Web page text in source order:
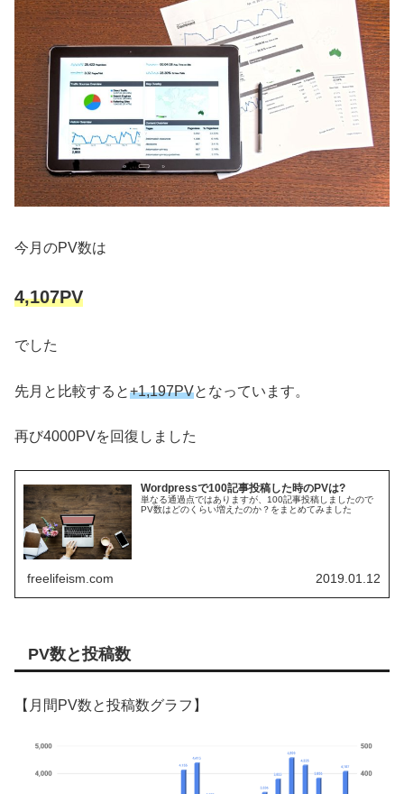
今月のPV数は
4,107PV
でした
先月と比較すると+1,197PVとなっています。
再び4000PVを回復しました
Wordpressで100記事投稿した時のPVは?
単なる通過点ではありますが、100記事投稿しましたので
PV数はどのくらい増えたのか？をまとめてみました
freelifeism.com 2019.01.12
PV数と投稿数
【月間PV数と投稿数グラフ】